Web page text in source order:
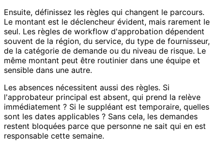
Ensuite, définissez les règles qui changent le parcours.
Le montant est le déclencheur évident, mais rarement le
seul. Les règles de workflow d'approbation dépendent
souvent de la région, du service, du type de fournisseur,
de la catégorie de demande ou du niveau de risque. Le
même montant peut être routinier dans une équipe et
sensible dans une autre.
Les absences nécessitent aussi des règles. Si
l'approbateur principal est absent, qui prend la relève
immédiatement ? Si le suppléant est temporaire, quelles
sont les dates applicables ? Sans cela, les demandes
restent bloquées parce que personne ne sait qui en est
responsable cette semaine.